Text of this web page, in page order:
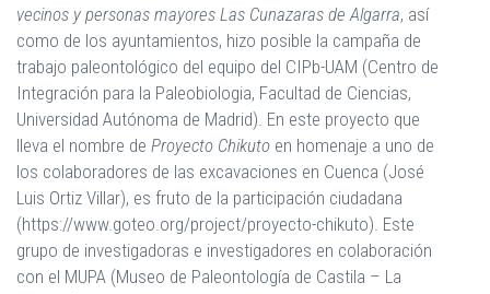
vecinos y personas mayores Las Cunazaras de Algarra, así
como de los ayuntamientos, hizo posible la campaña de
trabajo paleontológico del equipo del CIPb-UAM (Centro de
Integración para la Paleobiologia, Facultad de Ciencias,
Universidad Autónoma de Madrid). En este proyecto que
lleva el nombre de Proyecto Chikuto en homenaje a uno de
los colaboradores de las excavaciones en Cuenca (José
Luis Ortiz Villar), es fruto de la participación ciudadana
(https://www.goteo.org/project/proyecto-chikuto). Este
grupo de investigadoras e investigadores en colaboración
con el MUPA (Museo de Paleontología de Castila – La